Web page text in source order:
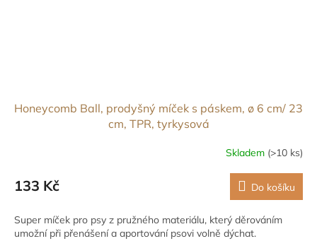
Honeycomb Ball, prodyšný míček s páskem, ø 6 cm/ 23
cm, TPR, tyrkysová
Skladem (>10 ks)
133 Kč Do košíku
Super míček pro psy z pružného materiálu, který děrováním
umožní při přenášení a aportování psovi volně dýchat.